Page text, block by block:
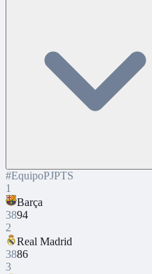
#EquipoPJPTS
1
Barça
3894
2
Real Madrid
3886
3